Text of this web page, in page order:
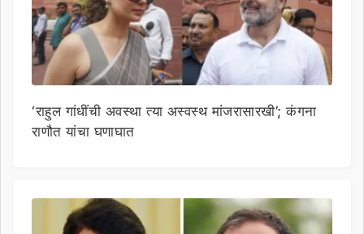
‘राहुल गांधींची अवस्था त्या अस्वस्थ मांजरासारखी’; कंगना
राणौत यांचा घणाघात